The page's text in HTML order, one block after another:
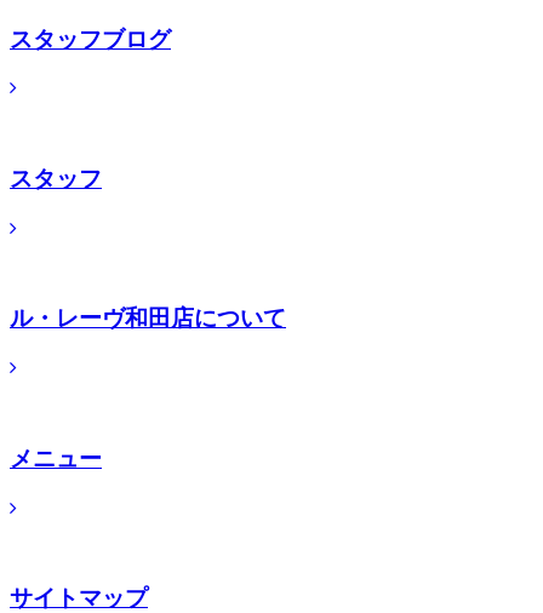
スタッフブログ
スタッフ
ル・レーヴ和田店について
メニュー
サイトマップ